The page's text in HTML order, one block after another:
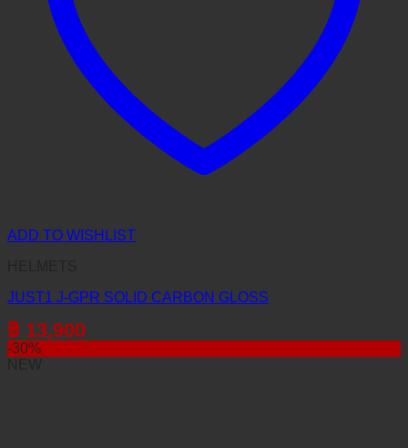
ADD TO WISHLIST
JUST1 J-GPR SOLID CARBON GLOSS
฿ 13,900
-30%